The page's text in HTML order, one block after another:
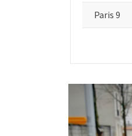
Paris 9